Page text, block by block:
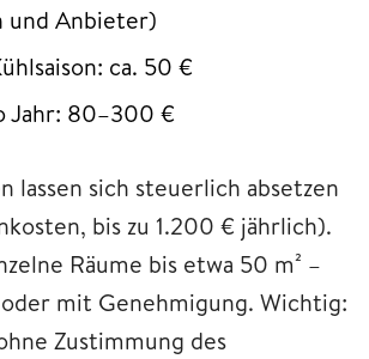
und Anbieter)
ca. 50 €
Jahr: 80–300 €
lassen sich steuerlich absetzen
bis zu 1.200 € jährlich).
Räume bis etwa 50 m² –
mit Genehmigung. Wichtig:
Zustimmung des